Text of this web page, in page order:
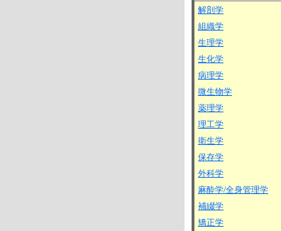
解剖学
組織学
生理学
生化学
病理学
微生物学
薬理学
理工学
衛生学
保存学
外科学
麻酔学/全身管理学
補綴学
矯正学